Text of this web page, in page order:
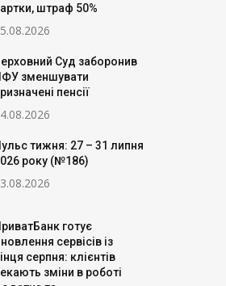
штраф 50%
Суд заборонив
зменшувати
пенсії
тижня: 27 – 31 липня
року (№186)
готує
сервісів із
серпня: клієнтів
зміни в роботі